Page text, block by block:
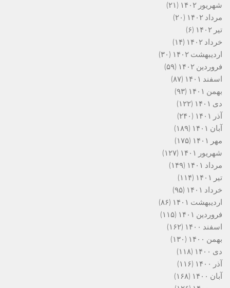
شهریور ۱۴۰۲
(۲۱)
مرداد ۱۴۰۲
(۲۰)
تیر ۱۴۰۲
(۶)
خرداد ۱۴۰۲
(۱۴)
اردیبهشت ۱۴۰۲
(۳۰)
فروردین ۱۴۰۲
(۵۹)
اسفند ۱۴۰۱
(۸۷)
بهمن ۱۴۰۱
(۹۳)
دی ۱۴۰۱
(۱۲۲)
آذر ۱۴۰۱
(۲۴۰)
آبان ۱۴۰۱
(۱۸۹)
مهر ۱۴۰۱
(۱۷۵)
شهریور ۱۴۰۱
(۱۲۷)
مرداد ۱۴۰۱
(۱۴۹)
تیر ۱۴۰۱
(۱۱۴)
خرداد ۱۴۰۱
(۹۵)
اردیبهشت ۱۴۰۱
(۸۶)
فروردین ۱۴۰۱
(۱۱۵)
اسفند ۱۴۰۰
(۱۶۲)
بهمن ۱۴۰۰
(۱۳۰)
دی ۱۴۰۰
(۱۱۸)
آذر ۱۴۰۰
(۱۱۶)
آبان ۱۴۰۰
(۱۶۸)